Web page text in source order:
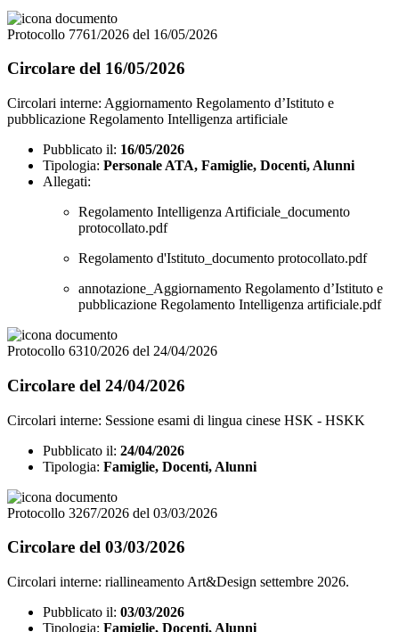
Protocollo 7761/2026 del 16/05/2026
Circolare del 16/05/2026
Circolari interne: Aggiornamento Regolamento d’Istituto e
pubblicazione Regolamento Intelligenza artificiale
Pubblicato il: 16/05/2026
Tipologia: Personale ATA, Famiglie, Docenti, Alunni
Allegati:
Regolamento Intelligenza Artificiale_documento
protocollato.pdf
Regolamento d'Istituto_documento protocollato.pdf
annotazione_Aggiornamento Regolamento d’Istituto e
pubblicazione Regolamento Intelligenza artificiale.pdf
Protocollo 6310/2026 del 24/04/2026
Circolare del 24/04/2026
Circolari interne: Sessione esami di lingua cinese HSK - HSKK
Pubblicato il: 24/04/2026
Tipologia: Famiglie, Docenti, Alunni
Protocollo 3267/2026 del 03/03/2026
Circolare del 03/03/2026
Circolari interne: riallineamento Art&Design settembre 2026.
Pubblicato il: 03/03/2026
Tipologia: Famiglie, Docenti, Alunni